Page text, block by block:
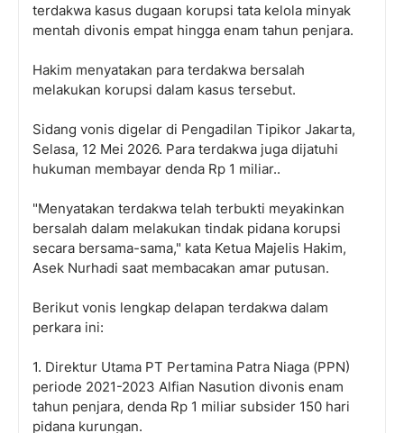
terdakwa kasus dugaan korupsi tata kelola minyak
mentah divonis empat hingga enam tahun penjara.
Hakim menyatakan para terdakwa bersalah
melakukan korupsi dalam kasus tersebut.
Sidang vonis digelar di Pengadilan Tipikor Jakarta,
Selasa, 12 Mei 2026. Para terdakwa juga dijatuhi
hukuman membayar denda Rp 1 miliar..
"Menyatakan terdakwa telah terbukti meyakinkan
bersalah dalam melakukan tindak pidana korupsi
secara bersama-sama," kata Ketua Majelis Hakim,
Asek Nurhadi saat membacakan amar putusan.
Berikut vonis lengkap delapan terdakwa dalam
perkara ini:
1. Direktur Utama PT Pertamina Patra Niaga (PPN)
periode 2021-2023 Alfian Nasution divonis enam
tahun penjara, denda Rp 1 miliar subsider 150 hari
pidana kurungan.